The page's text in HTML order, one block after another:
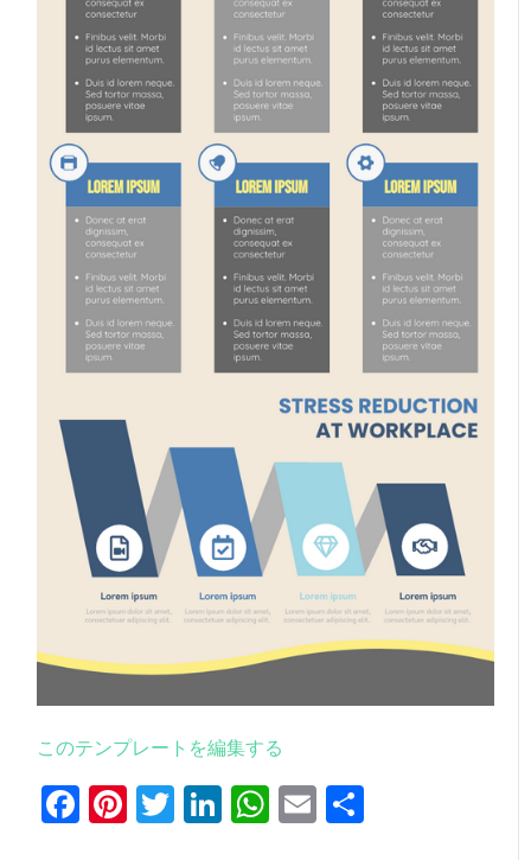
このテンプレートを編集する
Facebook
Pinterest
Twitter
LinkedIn
WhatsApp
Email